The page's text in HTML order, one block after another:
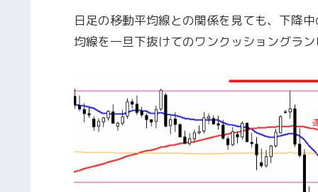
日足の移動平均線との関係を見ても、下降
均線を一旦下抜けてのワンクッショングラ